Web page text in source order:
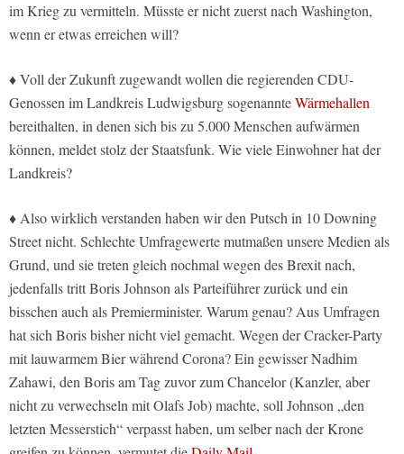
im Krieg zu vermitteln. Müsste er nicht zuerst nach Washington,
wenn er etwas erreichen will?
♦ Voll der Zukunft zugewandt wollen die regierenden CDU-
Genossen im Landkreis Ludwigsburg sogenannteWärmehallen
bereithalten, in denen sich bis zu 5.000 Menschen aufwärmen
können, meldet stolz der Staatsfunk. Wie viele Einwohner hat der
Landkreis?
♦ Also wirklich verstanden haben wir den Putsch in 10 Downing
Street nicht. Schlechte Umfragewerte mutmaßen unsere Medien als
Grund, und sie treten gleich nochmal wegen des Brexit nach,
jedenfalls tritt Boris Johnson als Parteiführer zurück und ein
bisschen auch als Premierminister. Warum genau? Aus Umfragen
hat sich Boris bisher nicht viel gemacht. Wegen der Cracker-Party
mit lauwarmem Bier während Corona? Ein gewisser Nadhim
Zahawi, den Boris am Tag zuvor zum Chancelor (Kanzler, aber
nicht zu verwechseln mit Olafs Job) machte, soll Johnson „den
letzten Messerstich“ verpasst haben, um selber nach der Krone